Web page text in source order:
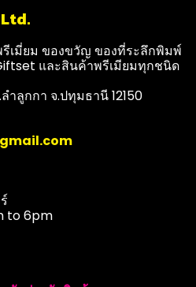
เมี่ยม ของขวัญ ของที่ระลึกพิมพ์
และสินค้าพรีเมียมทุกชนิด
ลูกกา จ.ปทุมธานี 12150
to 6pm